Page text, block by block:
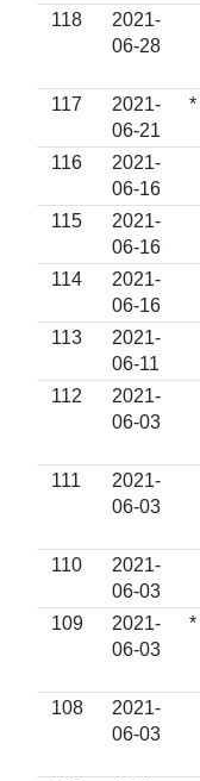
118
2021-
06-28
117
2021-
06-21
*
116
2021-
06-16
115
2021-
06-16
114
2021-
06-16
113
2021-
06-11
112
2021-
06-03
111
2021-
06-03
110
2021-
06-03
109
2021-
06-03
*
108
2021-
06-03